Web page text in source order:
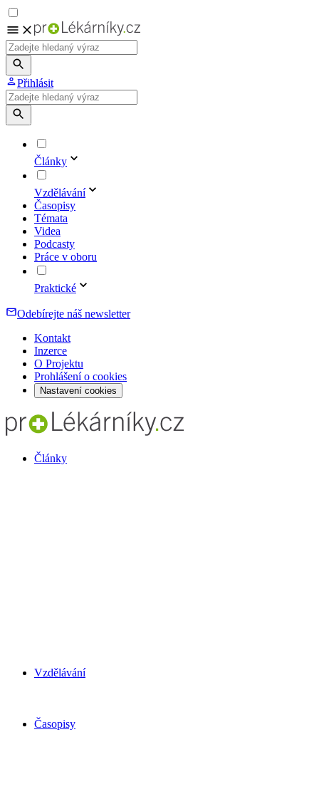
Přihlásit
Články
Vzdělávání
Časopisy
Témata
Videa
Podcasty
Práce v oboru
Praktické
Odebírejte náš newsletter
Kontakt
Inzerce
O Projektu
Prohlášení o cookies
Nastavení cookies
Články
Vzdělávání
Časopisy